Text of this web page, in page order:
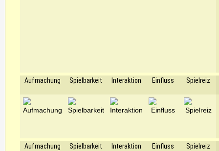
Aufmachung Spielbarkeit Interaktion Einfluss Spielreiz
Aufmachung Spielbarkeit Interaktion Einfluss Spielreiz